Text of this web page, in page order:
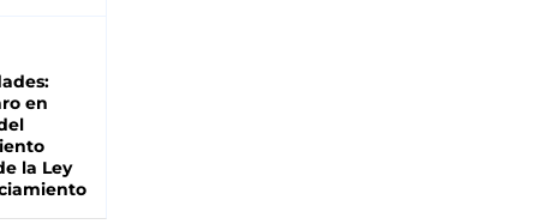
en
la Ley